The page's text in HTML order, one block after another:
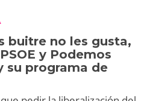
buitre no les gusta,
y Podemos
su programa de